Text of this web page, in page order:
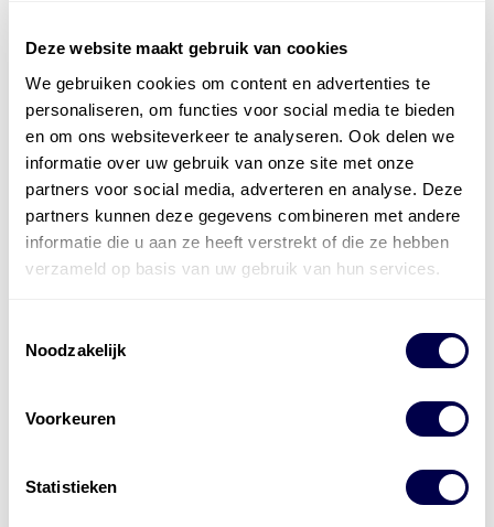
Deze website maakt gebruik van cookies
We gebruiken cookies om content en advertenties te
personaliseren, om functies voor social media te bieden
en om ons websiteverkeer te analyseren. Ook delen we
informatie over uw gebruik van onze site met onze
partners voor social media, adverteren en analyse. Deze
partners kunnen deze gegevens combineren met andere
informatie die u aan ze heeft verstrekt of die ze hebben
verzameld op basis van uw gebruik van hun services.
Noodzakelijk
Voorkeuren
Statistieken
Levert complete
laad- en accu oplossingen